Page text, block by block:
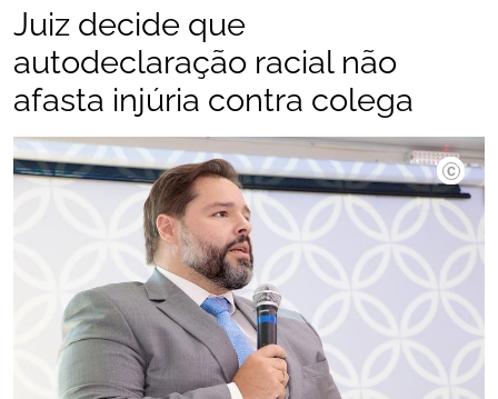
Juiz decide que
autodeclaração racial não
afasta injúria contra colega